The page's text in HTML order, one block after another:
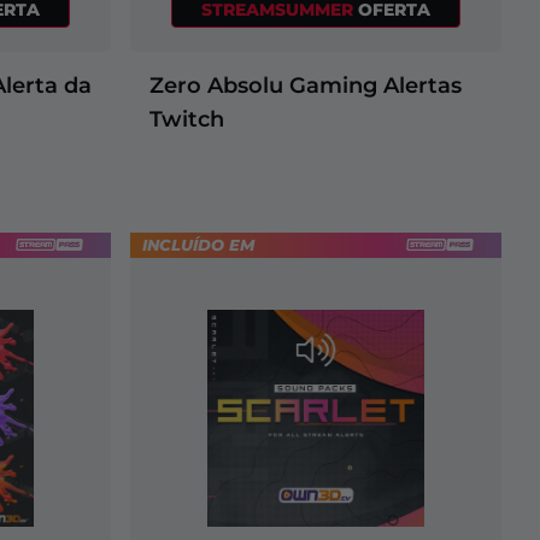
da
STREAMSUMMER OFERTA
Zero Absolu Gaming Alertas
Twitch
INCLUÍDO EM